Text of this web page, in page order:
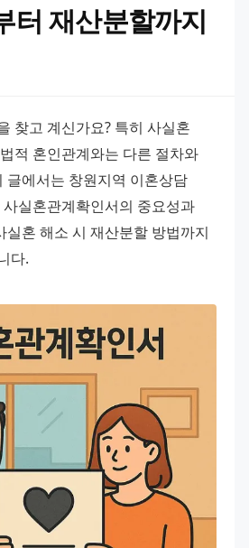
터 재산분할까지
찾고 계신가요? 특히 사실혼
적 혼인관계와는 다른 절차와
글에서는 창원지역 이혼상담
실혼관계확인서의 중요성과
실혼 해소 시 재산분할 방법까지
다.